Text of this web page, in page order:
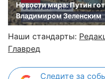
Новости мира: Путин
Владимиром Зеленским
Наши стандарты:
Главред
Следите за